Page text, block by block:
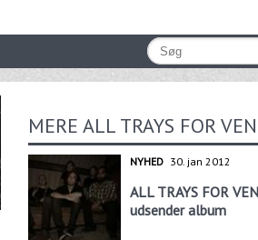
MERE ALL TRAYS FOR
NYHED 30. jan 2012
ALL TRAYS FOR
udsender album